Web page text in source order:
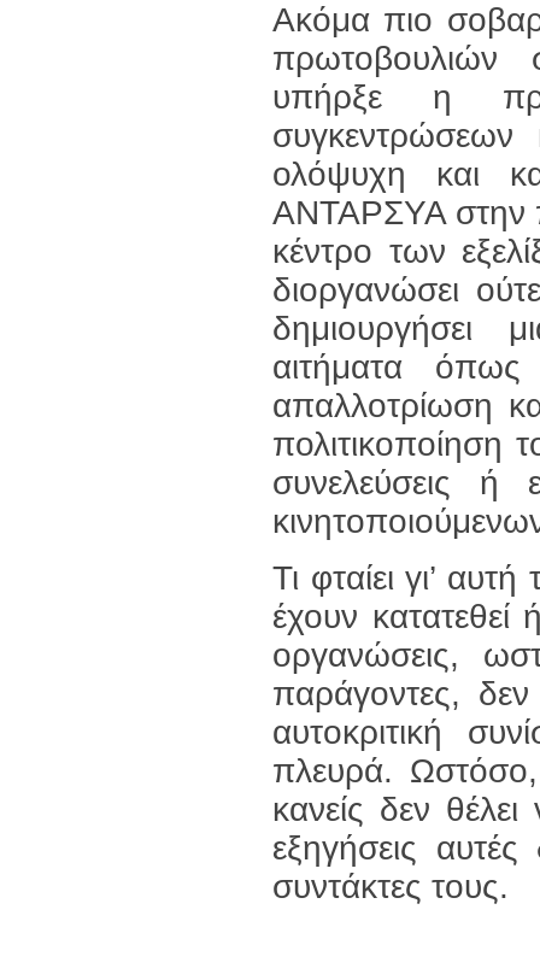
Ακόμα πιο
πρωτοβουλιών
υπήρξε η
ολόψυχη και
ΑΝΤΑΡΣΥΑ στην
κέντρο των
διοργανώσει
αιτήματα
απαλλοτρίωση
πολιτικοποίηση
συνελεύσεις ή
Τι φταίει γι’
έχουν κατατεθεί
οργανώσεις,
παράγοντες,
αυτοκριτική
πλευρά.
κανείς δεν
εξηγήσεις
συντάκτες τους.